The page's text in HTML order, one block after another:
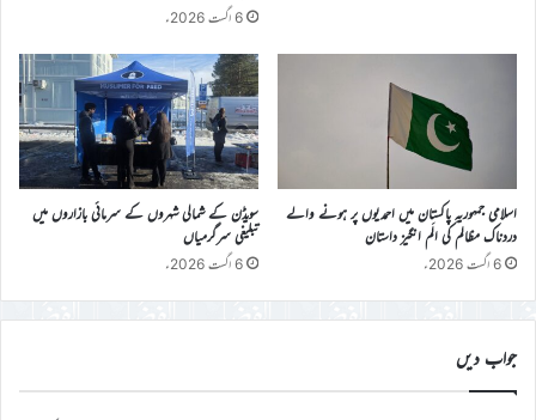
6 اگست 2026ء
اسلامی جمہوریہ پاکستان میں احمدیوں پر ہونے والے
دردناک مظالم کی الَم انگیز داستان
6 اگست 2026ء
سویڈن کے شمالی شہروں کے سرمائی بازاروں میں
تبلیغی سرگرمیاں
6 اگست 2026ء
جواب دیں